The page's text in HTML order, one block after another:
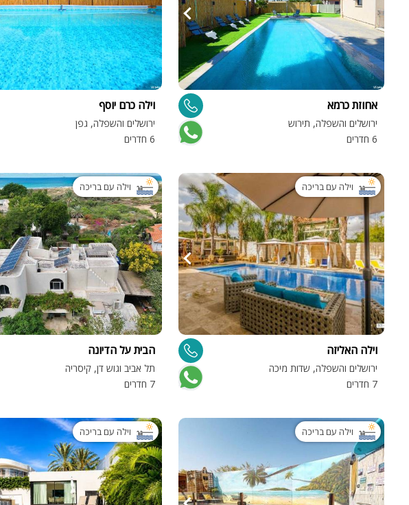
אחוזת כרמא
ירושלים והשפלה, תירוש
6 חדרים
וילה כרם יוסף
ירושלים והשפלה, גפן
6 חדרים
וילה עם בריכה
וילה האליזה
ירושלים והשפלה, שדות מיכה
7 חדרים
וילה עם בריכה
הבית על הדיונה
תל אביב וגוש דן, קיסריה
7 חדרים
וילה עם בריכה וילה עם בריכה